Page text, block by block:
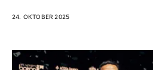
24. OKTOBER 2025